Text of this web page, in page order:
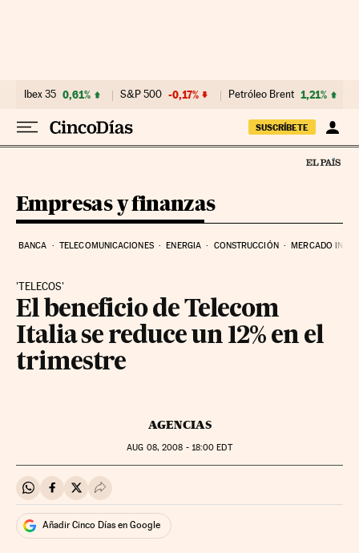
Ibex 35 0,61% S&P 500 -0,17% Petróleo Brent 1,21%
SUSCRÍBETE
Empresas y finanzas
BANCA TELECOMUNICACIONES ENERGIA CONSTRUCCIÓN MERCADO
'TELECOS'
El beneficio de Telecom
Italia se reduce un 12% en el
trimestre
AGENCIAS
AUG 08, 2008 - 18:00 EDT
Compartir en Whatsapp
Compartir en Facebook
Compartir en Twitter
Desplegar Redes Sociales
Añadir Cinco Días en Google